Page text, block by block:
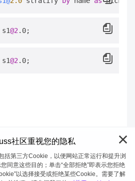
@2
@2
社区重视您的隐私
括第三方Cookie，以便网站正常运行和提升浏
同意这些目的；单击“全部拒绝”即表示您拒绝
以选择接受或拒绝某些Cookie。需要了解